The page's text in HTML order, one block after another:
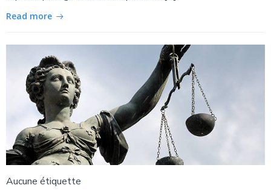
Read more
Aucune étiquette